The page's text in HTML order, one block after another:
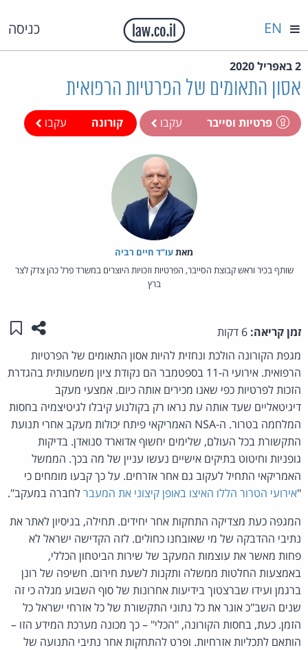
כניסה EN
2 באפריל 2020
אסון התאומים של הפרטיות הרפואית
פרטיות וסייבר עקבו קורונה עקבו
מאת‏עו"ד חיים רביה
שותף בכיר וראש קבוצת הסייבר, הפרטיות וזכויות היוצרים במשרד פרל כהן צדק לצר
ברץ
זמן קריאה: שתפו
מגפת הקורונה הולכת ונחזית להיות אסון התאומים של הפרטיות
הרפואית. אירועי ה-11 בספטמבר הם נקודת ציון משמעותית בהגדרת
הזכות לפרטיות כפי שאנו מכירים אותה כיום. אמצעי מעקב
דיגיטאליים שעד אותה עת נראו רק בקולנוע קיבלו לגיטיצמיה בחסות
המלחמה בטרור. ה-NSA האמריקאי פיתח יכולות מעקב אחרי תנועת
התקשורת בכל העולם, שלימים יחשוף אדוארד סנואדן. בדיקות
גופניות וחיטוט בתיקים אישיים נעשו עניין של מה בכך. הממשל
האמריקאי התחיל לעקוב גם אחר אזרחים. על כך קבעו מומחים כי
"אירועי הטרור הללו האיצו באופן קיצוני את המעברלחברה במעקב".
המגפה כעת מצדיקה התחקות אחר יחידים. תחילה, בניסיון לאתר את
נתיבי ההדבקה של מי שאובחנו כחולים. לזה הקדישה ישראל לא
פחות מאשר את עוצמות המעקב של שירות הביטחון הכללי,
באמצעות החלטות ממשלה ותקנות לשעת חירום. חשיפה של רונן
ברגמן ועידו שברצטוך בידיעות אחרונות של סוף השבוע מגלה כי זה
שנים השב"כ אוגר את כל נתוני התקשורת של כל אזרחי ישראל כל
הזמן. כעת, בחסות הקורונה, "הכלי" – כך מכונה מערכת המידע הזו –
הותאם לתכליות אזרחיות. ופרט להתחקות אחר נתיבי התנועה של